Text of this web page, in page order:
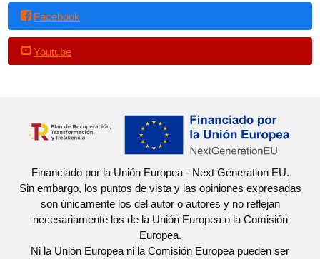
Facebook
Youtube
Financiado por la Unión Europea - Next Generation EU.
Sin embargo, los puntos de vista y las opiniones expresadas
son únicamente los del autor o autores y no reflejan
necesariamente los de la Unión Europea o la Comisión
Europea.
Ni la Unión Europea ni la Comisión Europea pueden ser